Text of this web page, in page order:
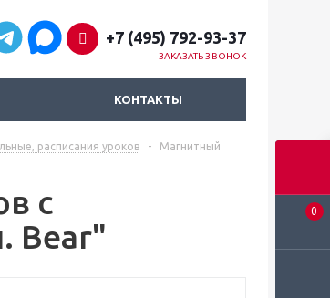
0
+7 (495) 792-93-37
ЗАКАЗАТЬ ЗВОНОК
КОНТАКТЫ
расписания уроков -
Магнитный
с
Bear"